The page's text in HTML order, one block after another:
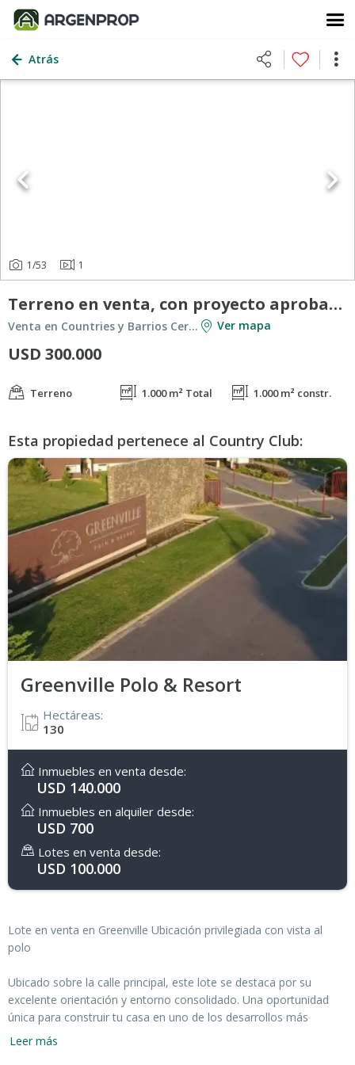
Atrás
1/53 1
Terreno en venta, con proyecto aprobado lote fondo al polo Hudson, Greenville Berazategui
Venta en Countries y Barrios Cerrados en Berazategui Ver mapa
USD 300.000
Terreno 1.000 m² Total 1.000 m² constr.
Esta propiedad pertenece al Country Club:
Greenville Polo & Resort
Hectáreas:
130
Inmuebles en venta desde:
USD 140.000
Inmuebles en alquiler desde:
USD 700
Lotes en venta desde:
USD 100.000
Lote en venta en Greenville Ubicación privilegiada con vista al
polo
Ubicado sobre la calle principal, este lote se destaca por su
excelente orientación y entorno consolidado. Una oportunidad
única para construir tu casa en uno de los desarrollos más
exclusivos.
Leer más